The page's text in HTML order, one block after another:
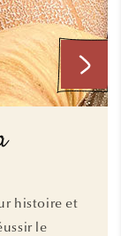
histoire et
le